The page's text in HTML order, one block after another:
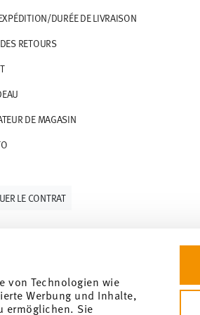
von Technologien wie
Werbung und Inhalte,
ermöglichen. Sie
DURÉE DE LIVRAISON
RETOURS
DE MAGASIN
LE CONTRAT